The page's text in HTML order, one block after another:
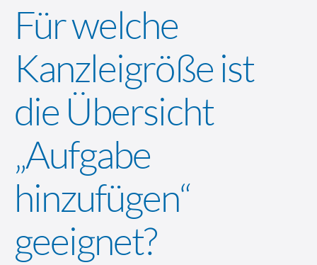
Für welche
Kanzleigröße ist
die Übersicht
„Aufgabe
hinzufügen“
geeignet?